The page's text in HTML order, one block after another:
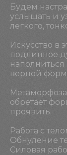
Будем
услышать и
легкого,
Искусство в
подлинное
верной
обретает
проявить.
Работа с
Обнуление
Силовая